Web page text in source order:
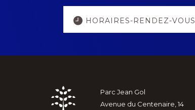
Explore
more
HORAIRES-RENDEZ-VOUS
Footer
Parc Jean Gol
Avenue du Centenaire, 14